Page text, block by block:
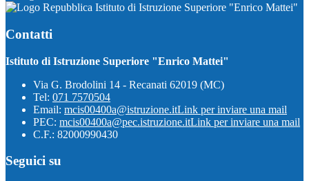
Istituto di Istruzione Superiore "Enrico Mattei"
Contatti
Istituto di Istruzione Superiore "Enrico Mattei"
Via G. Brodolini 14 - Recanati 62019 (MC)
Tel: 071 7570504
Email: mcis00400a@istruzione.itLink per inviare una mail
PEC: mcis00400a@pec.istruzione.itLink per inviare una mail
C.F.: 82000990430
Seguici su